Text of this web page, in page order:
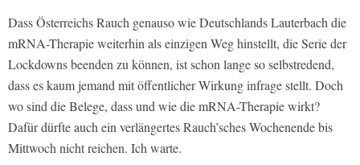
Dass Österreichs Rauch genauso wie Deutschlands Lauterbach die
mRNA-Therapie weiterhin als einzigen Weg hinstellt, die Serie der
Lockdowns beenden zu können, ist schon lange so selbstredend,
dass es kaum jemand mit öffentlicher Wirkung infrage stellt. Doch
wo sind die Belege, dass und wie die mRNA-Therapie wirkt?
Dafür dürfte auch ein verlängertes Rauch’sches Wochenende bis
Mittwoch nicht reichen. Ich warte.